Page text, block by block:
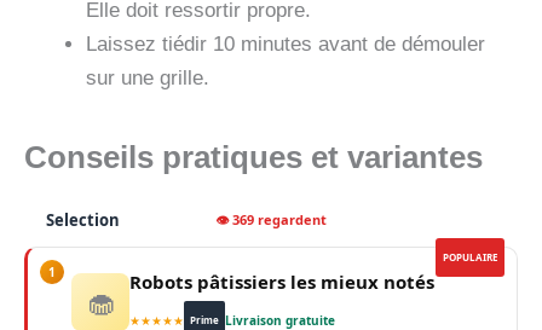
Elle doit ressortir propre.
Laissez tiédir 10 minutes avant de démouler
sur une grille.
Conseils pratiques et variantes
Selection 👁 369 regardent
POPULAIRE
1
🧁 Robots pâtissiers les mieux notés
★★★★★ Prime Livraison gratuite